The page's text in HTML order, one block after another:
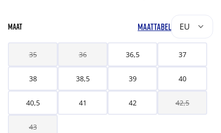
MAAT MAATTABEL EU
35 36 36,5 37
38 38,5 39 40
40,5 41 42 42,5
43